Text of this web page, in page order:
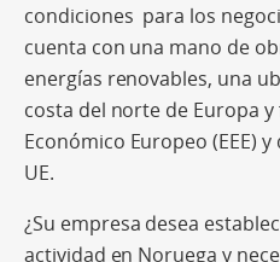
condiciones para los
cuenta con una mano de
energías renovables, una
costa del norte de Europa
Económico Europeo (EEE)
UE.
¿Su empresa desea
actividad en Noruega y